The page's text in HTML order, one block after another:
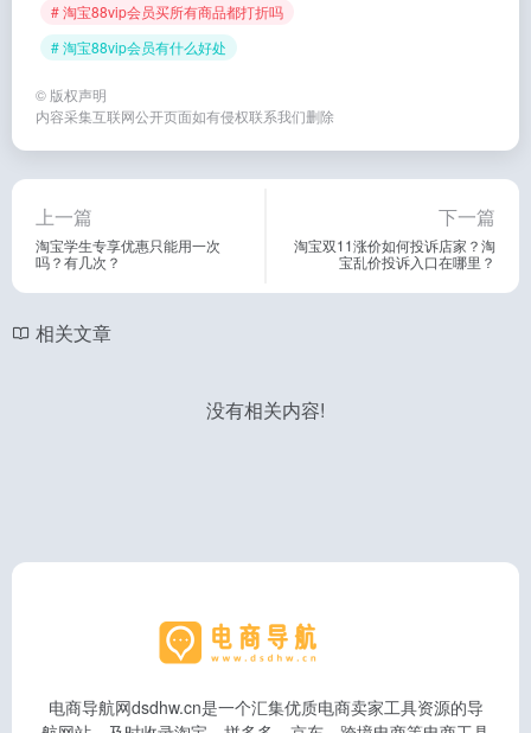
# 淘宝88vip会员买所有商品都打折吗
# 淘宝88vip会员有什么好处
© 版权声明
内容采集互联网公开页面如有侵权联系我们删除
上一篇
淘宝学生专享优惠只能用一次
吗？有几次？
下一篇
淘宝双11涨价如何投诉店家？淘
宝乱价投诉入口在哪里？
相关文章
没有相关内容!
电商导航网dsdhw.cn是一个汇集优质电商卖家工具资源的导